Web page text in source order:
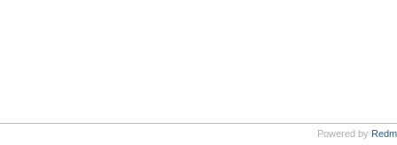
Powered by